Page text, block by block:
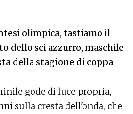
olimpica, tastiamo il
dello sci azzurro, maschile
della stagione di coppa
gode di luce propria,
sulla cresta dell'onda, che